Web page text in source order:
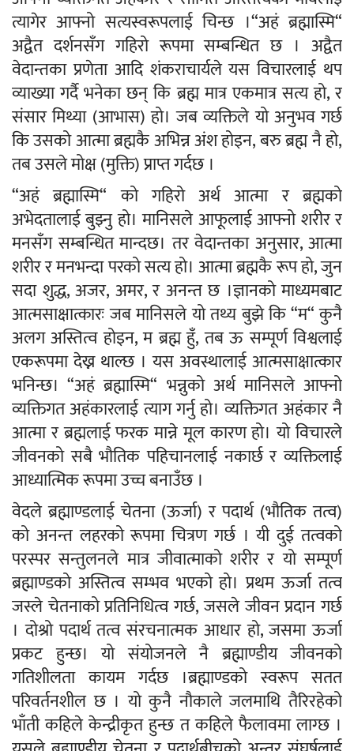
त्यागेर आफ्नो सत्यस्वरूपलाई चिन्छ ।“अहं ब्रह्मास्मि“
अद्वैत दर्शनसँग गहिरो रूपमा सम्बन्धित छ । अद्वैत
वेदान्तका प्रणेता आदि शंकराचार्यले यस विचारलाई थप
व्याख्या गर्दै भनेका छन् कि ब्रह्म मात्र एकमात्र सत्य हो, र
संसार मिथ्या (आभास) हो। जब व्यक्तिले यो अनुभव गर्छ
कि उसको आत्मा ब्रह्मकै अभिन्न अंश होइन, बरु ब्रह्म नै हो,
तब उसले मोक्ष (मुक्ति) प्राप्त गर्दछ ।
“अहं ब्रह्मास्मि“ को गहिरो अर्थ आत्मा र ब्रह्मको
अभेदतालाई बुझ्नु हो। मानिसले आफूलाई आफ्नो शरीर र
मनसँग सम्बन्धित मान्दछ। तर वेदान्तका अनुसार, आत्मा
शरीर र मनभन्दा परको सत्य हो। आत्मा ब्रह्मकै रूप हो, जुन
सदा शुद्ध, अजर, अमर, र अनन्त छ ।ज्ञानको माध्यमबाट
आत्मसाक्षात्कारः जब मानिसले यो तथ्य बुझे कि “म“ कुनै
अलग अस्तित्व होइन, म ब्रह्म हुँ, तब ऊ सम्पूर्ण विश्वलाई
एकरूपमा देख्न थाल्छ । यस अवस्थालाई आत्मसाक्षात्कार
भनिन्छ। “अहं ब्रह्मास्मि“ भन्नुको अर्थ मानिसले आफ्नो
व्यक्तिगत अहंकारलाई त्याग गर्नु हो। व्यक्तिगत अहंकार नै
आत्मा र ब्रह्मलाई फरक मान्ने मूल कारण हो। यो विचारले
जीवनको सबै भौतिक पहिचानलाई नकार्छ र व्यक्तिलाई
आध्यात्मिक रूपमा उच्च बनाउँछ ।
वेदले ब्रह्माण्डलाई चेतना (ऊर्जा) र पदार्थ (भौतिक तत्व)
को अनन्त लहरको रूपमा चित्रण गर्छ । यी दुई तत्वको
परस्पर सन्तुलनले मात्र जीवात्माको शरीर र यो सम्पूर्ण
ब्रह्माण्डको अस्तित्व सम्भव भएको हो। प्रथम ऊर्जा तत्व
जस्ले चेतनाको प्रतिनिधित्व गर्छ, जसले जीवन प्रदान गर्छ
। दोश्रो पदार्थ तत्व संरचनात्मक आधार हो, जसमा ऊर्जा
प्रकट हुन्छ। यो संयोजनले नै ब्रह्माण्डीय जीवनको
गतिशीलता कायम गर्दछ ।ब्रह्माण्डको स्वरूप सतत
परिवर्तनशील छ । यो कुनै नौकाले जलमाथि तैरिरहेको
भाँती कहिले केन्द्रीकृत हुन्छ त कहिले फैलावमा लाग्छ ।